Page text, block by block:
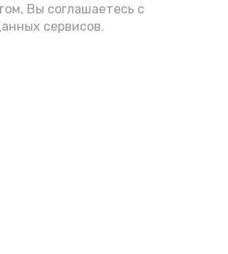
Вы соглашаетесь с
сервисов.